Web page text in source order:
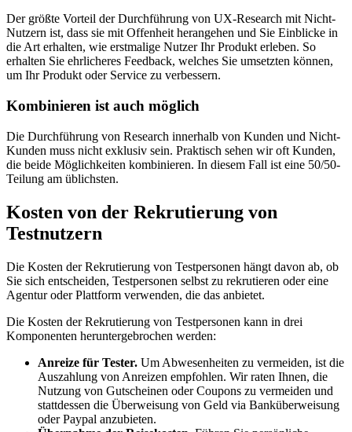
Der größte Vorteil der Durchführung von UX-Research mit Nicht-
Nutzern ist, dass sie mit Offenheit herangehen und Sie Einblicke in
die Art erhalten, wie erstmalige Nutzer Ihr Produkt erleben. So
erhalten Sie ehrlicheres Feedback, welches Sie umsetzten können,
um Ihr Produkt oder Service zu verbessern.
Kombinieren ist auch möglich
Die Durchführung von Research innerhalb von Kunden und Nicht-
Kunden muss nicht exklusiv sein. Praktisch sehen wir oft Kunden,
die beide Möglichkeiten kombinieren. In diesem Fall ist eine 50/50-
Teilung am üblichsten.
Kosten von der Rekrutierung von
Testnutzern
Die Kosten der Rekrutierung von Testpersonen hängt davon ab, ob
Sie sich entscheiden, Testpersonen selbst zu rekrutieren oder eine
Agentur oder Plattform verwenden, die das anbietet.
Die Kosten der Rekrutierung von Testpersonen kann in drei
Komponenten heruntergebrochen werden:
Anreize für Tester. Um Abwesenheiten zu vermeiden, ist die
Auszahlung von Anreizen empfohlen. Wir raten Ihnen, die
Nutzung von Gutscheinen oder Coupons zu vermeiden und
stattdessen die Überweisung von Geld via Banküberweisung
oder Paypal anzubieten.